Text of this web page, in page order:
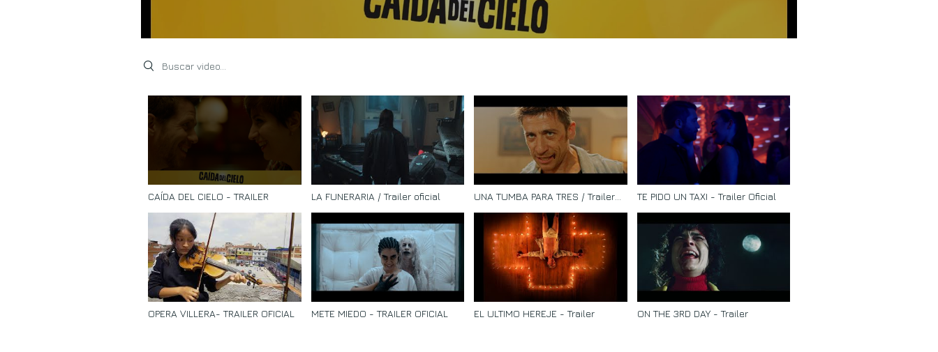
Search videos
CAÍDA DEL CIELO - TRAILER LA FUNERARIA / Trailer oficial
UNA TUMBA PARA TRES / Trailer
TE PIDO UN TAXI - Trailer Oficial
OPERA VILLERA- TRAILER OFICIAL METE MIEDO - TRAILER OFICIAL EL ULTIMO HEREJE - Trailer ON THE 3RD DAY - Trailer